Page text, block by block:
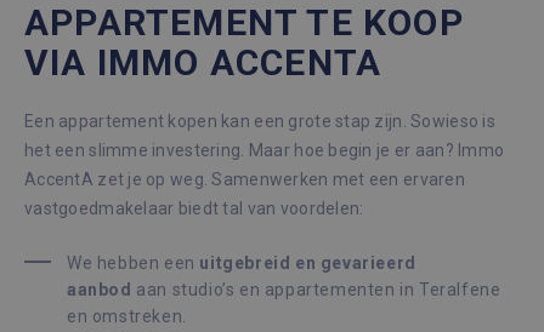
APPARTEMENT TE KOOP
VIA IMMO ACCENTA
Een appartement kopen kan een grote stap zijn. Sowieso is
het een slimme investering. Maar hoe begin je er aan? Immo
AccentA zet je op weg. Samenwerken met een ervaren
vastgoedmakelaar biedt tal van voordelen:
We hebben een uitgebreid en gevarieerd
aanbod aan studio’s en appartementen in Teralfene
en omstreken.